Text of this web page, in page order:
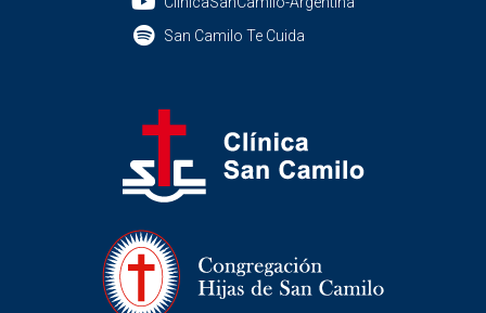
San Camilo Te Cuida